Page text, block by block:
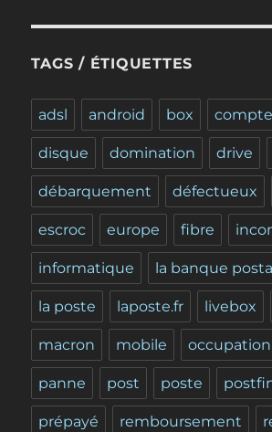
TAGS / ÉTIQUETTES
adsl android box compte
disque domination drive
débarquement défectueux
escroc europe fibre
informatique la banque
la poste laposte.fr livebox
macron mobile occupation
panne post poste
prépayé remboursement